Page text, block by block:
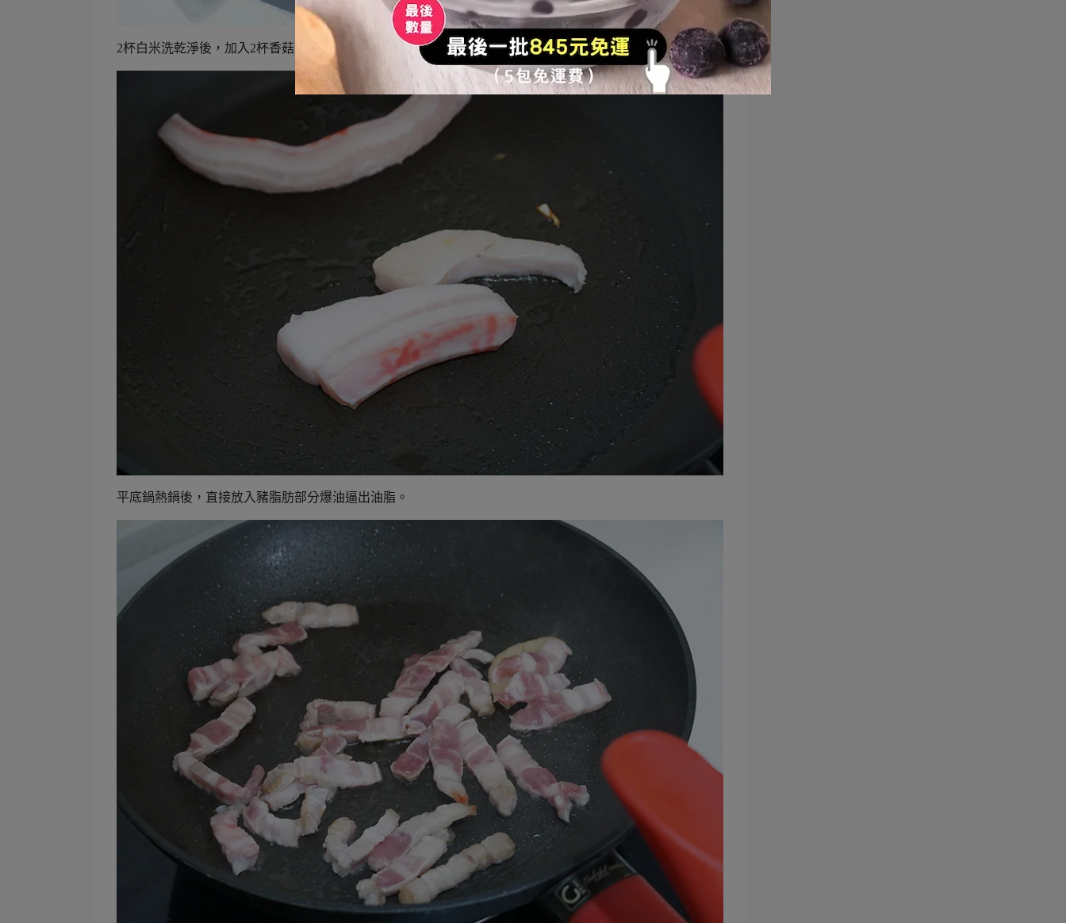
2杯白米洗乾淨後，加入2杯香菇水。
平底鍋熱鍋後，直接放入豬脂肪部分爆油逼出油脂。